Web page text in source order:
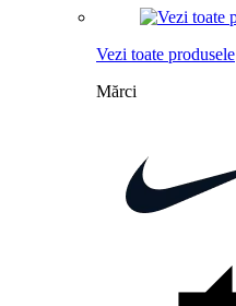
Vezi toate produsele
Mărci